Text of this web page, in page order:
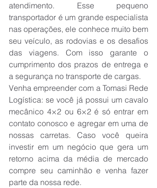
atendimento. Esse pequeno
transportador é um grande especialista
nas operações, ele conhece muito bem
seu veículo, as rodovias e os desafios
das viagens. Com isso garante o
cumprimento dos prazos de entrega e
a segurança no transporte de cargas.
Venha empreender com a Tomasi Rede
Logística: se você já possui um cavalo
mecânico 4×2 ou 6×2 é só entrar em
contato conosco e agregar em uma de
nossas carretas. Caso você queira
investir em um negócio que gera um
retorno acima da média de mercado
compre seu caminhão e venha fazer
parte da nossa rede.